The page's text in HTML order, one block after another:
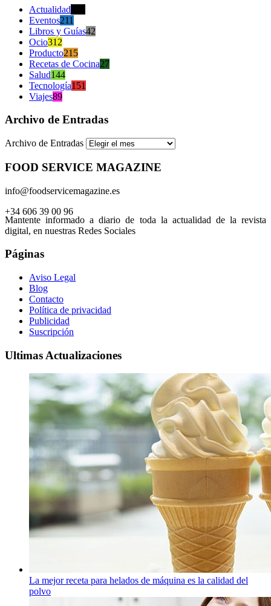
Actualidad
Eventos211
Libros y Guías42
Ocio312
Producto215
Recetas de Cocina27
Salud144
Tecnología151
Viajes89
Archivo de Entradas
Archivo de Entradas
FOOD SERVICE MAGAZINE
info@foodservicemagazine.es
+34 606 39 00 96
Mantente informado a diario de toda la actualidad de la revista
digital, en nuestras Redes Sociales
Páginas
Aviso Legal
Blog
Contacto
Política de privacidad
Publicidad
Suscripción
Ultimas Actualizaciones
La mejor receta para helados de máquina es la calidad del
polvo